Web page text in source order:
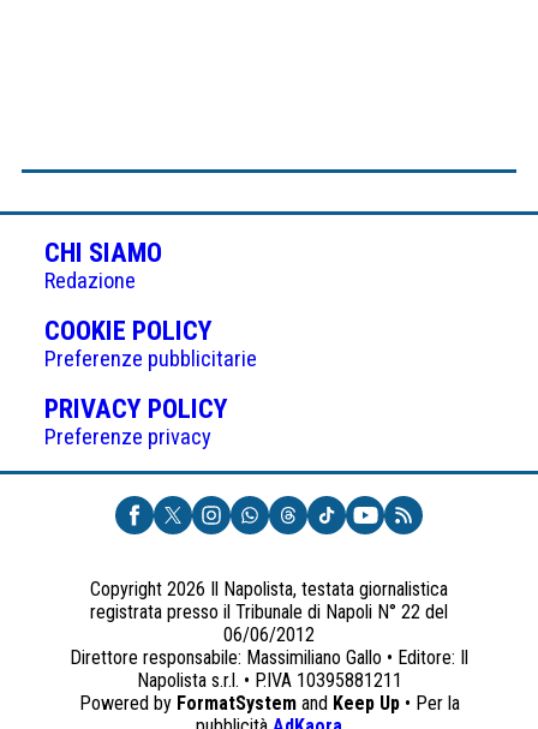
CHI SIAMO
Redazione
COOKIE POLICY(APRE
IN
UNA
NUOVA
Preferenze pubblicitarie
PRIVACY POLICY(APRE
UNA
NUOVA
SCHEDA)
Preferenze privacy
Copyright 2026 Il Napolista, testata giornalistica
registrata presso il Tribunale di Napoli N° 22 del
06/06/2012
Direttore responsabile: Massimiliano Gallo • Editore: Il
Napolista s.r.l. • P.IVA 10395881211
Powered by FormatSystemand Keep Up• Per la